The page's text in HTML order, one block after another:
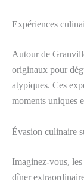
Expériences
Autour de
originaux pour
atypiques. Ces
moments uniques
Évasion culinaire
Imaginez-vous,
dîner